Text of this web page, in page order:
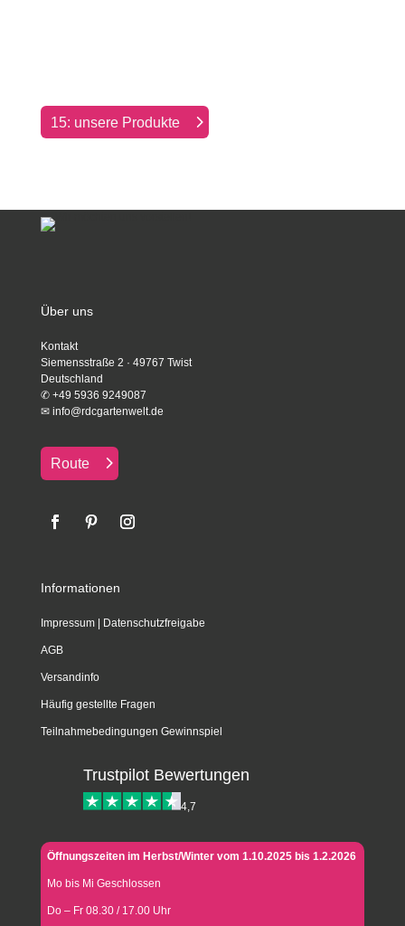
15: unsere Produkte
Über uns
Kontakt
Siemensstraße 2 · 49767 Twist
Deutschland
✆ +49 5936 9249087
✉ info@rdcgartenwelt.de
Route
Informationen
Impressum| Datenschutzfreigabe
AGB
Versandinfo
Häufig gestellte Fragen
Teilnahmebedingungen Gewinnspiel
Trustpilot Bewertungen
4,7
Öffnungszeiten im Herbst/Winter vom 1.10.2025 bis 1.2.2026
Mo bis Mi Geschlossen
Do – Fr 08.30 / 17.00 Uhr